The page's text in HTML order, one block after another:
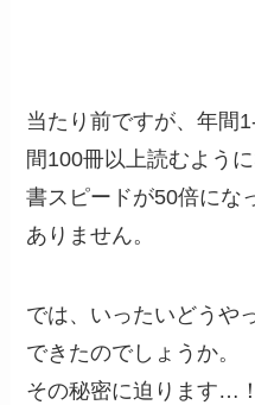
当たり前ですが、年間
間100冊以上読むよう
書スピードが50倍にな
ありません。
では、いったいどうや
できたのでしょうか。
その秘密に迫ります…！